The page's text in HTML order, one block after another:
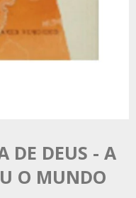
DE DEUS - A
O MUNDO